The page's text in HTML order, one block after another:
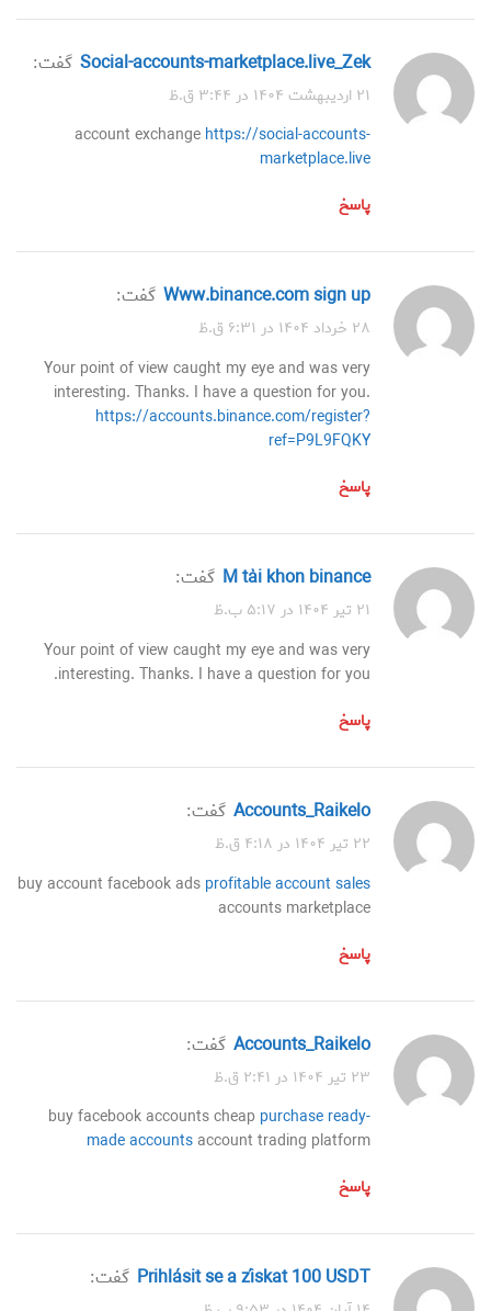
social-accounts-marketplace.live_Zek گفت:
۲۱ اردیبهشت ۱۴۰۴ در ۳:۴۴ ق.ظ
account exchange https://social-accounts-
marketplace.live
پاسخ
www.binance.com sign up گفت:
۲۸ خرداد ۱۴۰۴ در ۶:۳۱ ق.ظ
Your point of view caught my eye and was very
interesting. Thanks. I have a question for you.
https://accounts.binance.com/register?
ref=P9L9FQKY
پاسخ
M tài khon binance گفت:
۲۱ تیر ۱۴۰۴ در ۵:۱۷ ب.ظ
Your point of view caught my eye and was very
interesting. Thanks. I have a question for you.
پاسخ
accounts_Raikelo گفت:
۲۲ تیر ۱۴۰۴ در ۴:۱۸ ق.ظ
buy account facebook ads profitable account sales
accounts marketplace
پاسخ
accounts_Raikelo گفت:
۲۳ تیر ۱۴۰۴ در ۲:۴۱ ق.ظ
buy facebook accounts cheap purchase ready-
made accountsaccount trading platform
پاسخ
Prihlásit se a získat 100 USDT گفت: